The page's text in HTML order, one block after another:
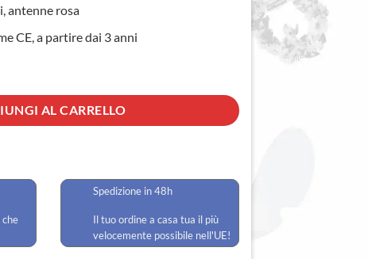
antenne rosa
CE, a partire dai 3 anni
AL CARRELLO
Spedizione in 48h
Il tuo ordine a casa tua il più
velocemente possibile nell'UE!